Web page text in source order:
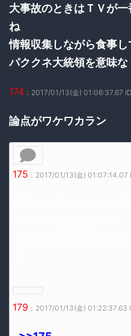
大事故のときはＴＶが
ね
情報収集しながら食事
パククネ大統領を意味
174 ：2017/01/13(金) 01:06:37.67
論点がワケワカラン
175 ：2017/01/13(金)
179 ：2017/01/13(金)